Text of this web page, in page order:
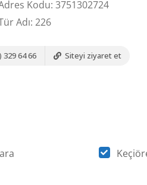
Kodu: 3751302724
Adı: 226
329 64 66 Siteyi ziyaret et